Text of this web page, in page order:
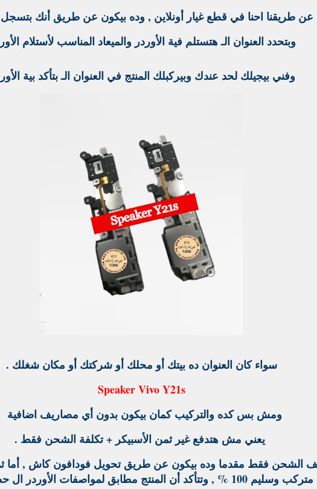
عن طريقنا احنا في قطع غيار أونلاين , وده بيكون عن طريق أنك بتسجل
وبتحدد العنوان الـ هتستلم فية الأوردر والميعاد المناسب لأستلام
وفني بيجيلك لحد عندك وبيركبلك المنتج في العنوان الـ بتأكد بية
سواء كان العنوان ده بيتك أو محلك أو شركتك أو مكان شغلك .
Speaker Vivo Y21s
ومش بس كده والتركيب كمان بيكون بدون أي مصاريف اضافية
يعني مش هتدفع غير ثمن الأسبيكر + تكلفة الشحن فقط .
الشحن فقط مقدما وده بيكون عن طريق تحويل فودافون كاش , أما
, وتتأكد أن المنتج مطابق لمواصفات الأوردر ال حضرتك طلبتة .